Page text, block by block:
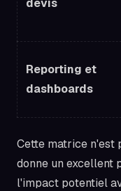
devis
Reporting et
dashboards
Cette matrice n'est
donne un excellent
l'impact potentiel